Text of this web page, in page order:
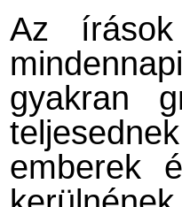
Az
gyakran
emberek